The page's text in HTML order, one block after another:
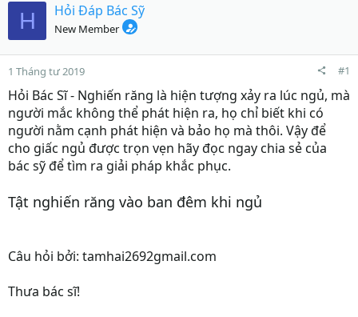
H Hỏi Đáp Bác Sỹ
New Member
1 Tháng tư 2019 #1
Hỏi Bác Sĩ - Nghiến răng là hiện tượng xảy ra lúc ngủ, mà
người mắc không thể phát hiện ra, họ chỉ biết khi có
người nằm cạnh phát hiện và bảo họ mà thôi. Vậy để
cho giấc ngủ được trọn vẹn hãy đọc ngay chia sẻ của
bác sỹ để tìm ra giải pháp khắc phục.
Tật nghiến răng vào ban đêm khi ngủ
Câu hỏi bởi: tamhai2692gmail.com
Thưa bác sĩ!